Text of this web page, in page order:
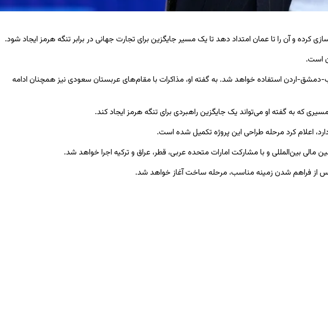
کرده و آن را تا عمان امتداد دهد تا یک مسیر جایگزین برای تجارت جهانی در برابر تنگه هرمز ایجاد شود.
است.
اردن استفاده خواهد شد. به گفته او، مذاکرات با مقام‌های عربستان سعودی نیز همچنان ادامه
که به گفته او می‌تواند یک جایگزین راهبردی برای تنگه هرمز ایجاد کند.
مالی بین‌المللی و با مشارکت امارات متحده عربی، قطر، عراق و ترکیه اجرا خواهد شد.
پس از فراهم شدن زمینه مناسب، مرحله ساخت آغاز خواهد شد.